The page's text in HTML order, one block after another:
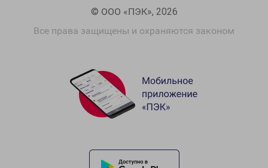
© ООО «ПЭК», 2026
Все права защищены и охраняются законом